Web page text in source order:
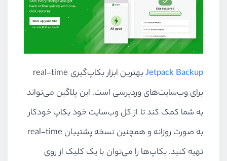
Jetpack Backupبهترین ابزار بکاپ‌گیری real-time
برای وب‌سایت‌های وردپرسی است. این پلاگین می‌تواند
به شما کمک کند تا از کل وب‌سایت خود بکاپ خودکار
به صورت روزانه و همچنین نسخه پشتیبان real-time
تهیه کنید. بکاپ‌ها را می‌توان با یک کلیک از روی